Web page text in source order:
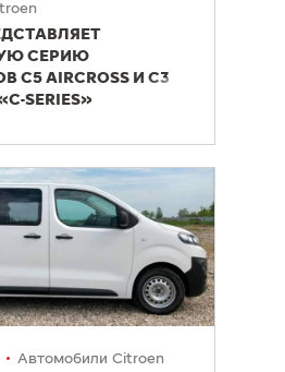
СЕРИЮ
C5 AIRCROSS И C3
SERIES»
Автомобили Citroen